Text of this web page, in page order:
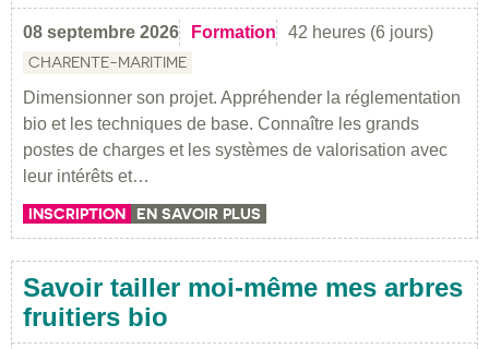
08 septembre 2026 Formation 42 heures (6 jours)
CHARENTE-MARITIME
Dimensionner son projet. Appréhender la réglementation
bio et les techniques de base. Connaître les grands
postes de charges et les systèmes de valorisation avec
leur intérêts et…
INSCRIPTION EN SAVOIR PLUS
Savoir tailler moi-même mes arbres
fruitiers bio